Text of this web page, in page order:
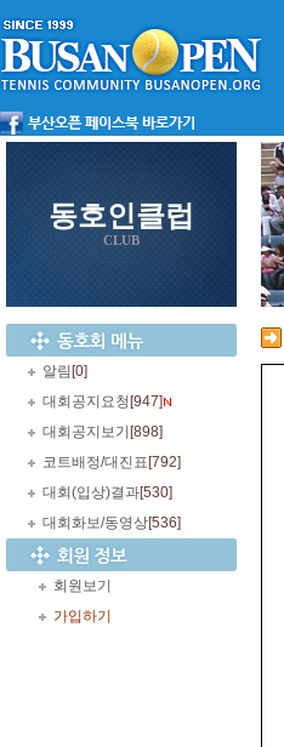
동호인클럽
CLUB
알림 [0]
대회공지요청 [947]
대회공지보기 [898]
코트배정/대진표 [792]
대회(입상)결과[530]
대회화보/동영상[536]
회원보기
가입하기